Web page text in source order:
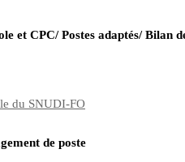
et CPC/ Postes adaptés/ Bilan
du SNUDI-FO
de poste